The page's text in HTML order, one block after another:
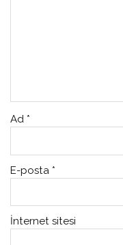
Ad *
E-posta *
İnternet sitesi